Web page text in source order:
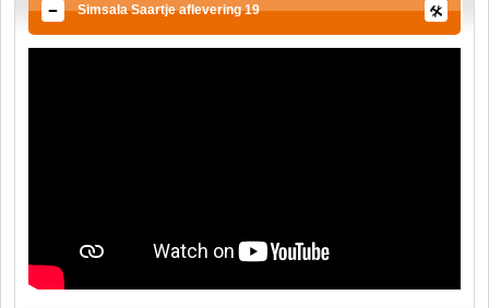
Simsala Saartje aflevering 19